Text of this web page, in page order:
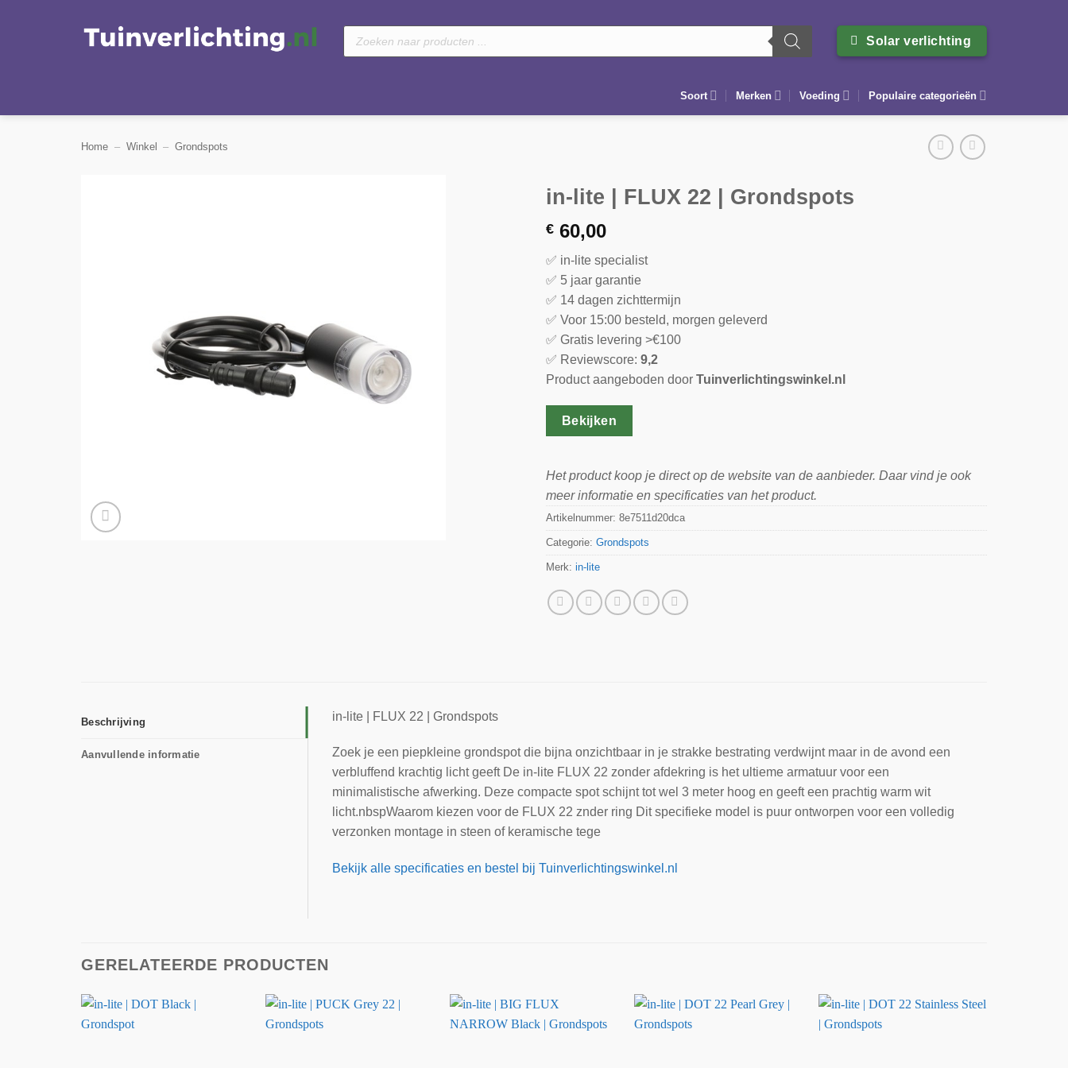
Producten
zoeken
Solar verlichting
Soort Merken Voeding Populaire categorieën
Home – Winkel – Grondspots
in-lite | FLUX 22 | Grondspots
€ 60,00
✅ in-lite specialist
✅ 5 jaar garantie
✅ 14 dagen zichttermijn
✅ Voor 15:00 besteld, morgen geleverd
✅ Gratis levering >€100
✅ Reviewscore: 9,2
Product aangeboden door Tuinverlichtingswinkel.nl
Bekijken
Het product koop je direct op de website van de aanbieder. Daar vind je ook
meer informatie en specificaties van het product.
Artikelnummer: 8e7511d20dca
Categorie: Grondspots
Merk: in-lite
Beschrijving
Aanvullende informatie
in-lite | FLUX 22 | Grondspots
Zoek je een piepkleine grondspot die bijna onzichtbaar in je strakke bestrating verdwijnt maar in de avond een
verbluffend krachtig licht geeft De in-lite FLUX 22 zonder afdekring is het ultieme armatuur voor een
minimalistische afwerking. Deze compacte spot schijnt tot wel 3 meter hoog en geeft een prachtig warm wit
licht.nbspWaarom kiezen voor de FLUX 22 znder ring Dit specifieke model is puur ontworpen voor een volledig
verzonken montage in steen of keramische tege
Bekijk alle specificaties en bestel bij Tuinverlichtingswinkel.nl
GERELATEERDE PRODUCTEN